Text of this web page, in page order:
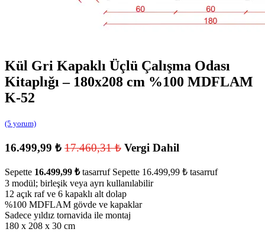
Kül Gri Kapaklı Üçlü Çalışma Odası
Kitaplığı – 180x208 cm %100 MDFLAM
K-52
(5 yorum)
16.499,99 ₺ 17.460,31₺ Vergi Dahil
Sepette 16.499,99 ₺ tasarruf Sepette 16.499,99 ₺ tasarruf
3 modül; birleşik veya ayrı kullanılabilir
12 açık raf ve 6 kapaklı alt dolap
%100 MDFLAM gövde ve kapaklar
Sadece yıldız tornavida ile montaj
180 x 208 x 30 cm